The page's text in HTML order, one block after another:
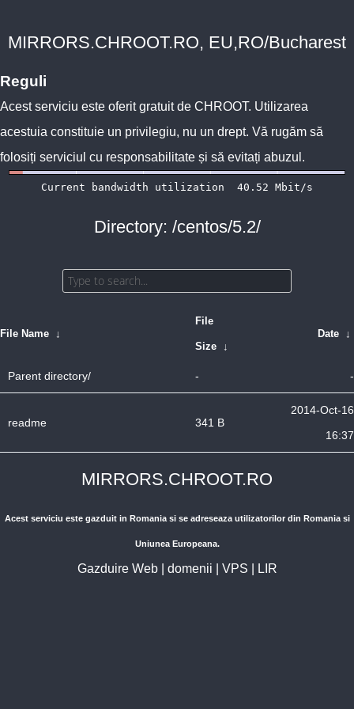
MIRRORS.CHROOT.RO, EU,RO/Bucharest
Reguli
Acest serviciu este oferit gratuit de CHROOT. Utilizarea
acestuia constituie un privilegiu, nu un drept. Vă rugăm să
folosiți serviciul cu responsabilitate și să evitați abuzul.
Directory: /centos/5.2/
File Name ↓
File
Size ↓
Date ↓
Parent directory/ - -
readme 341 B
2014-Oct-16
16:37
MIRRORS.CHROOT.RO
Acest serviciu este gazduit in Romania si se adreseaza utilizatorilor din Romania si
Uniunea Europeana.
Gazduire Web| domenii VPS LIR